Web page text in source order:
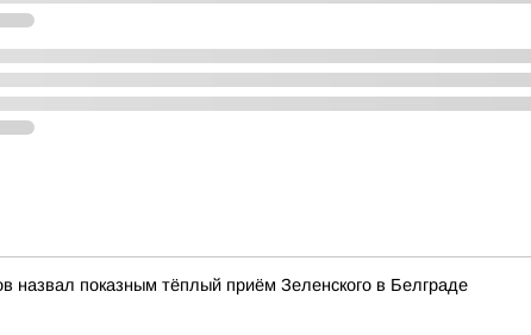
назвал показным тёплый приём Зеленского в Белграде